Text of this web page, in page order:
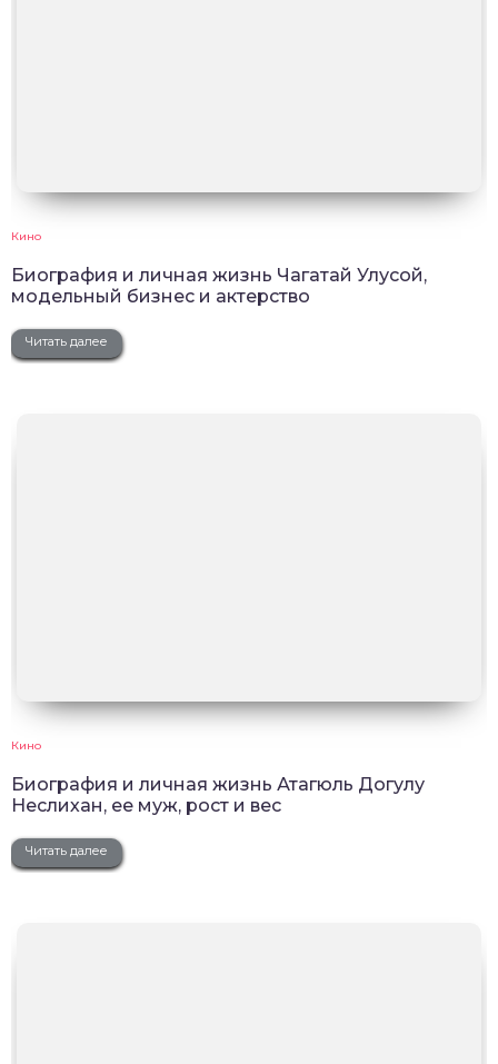
Кино
Биография и личная жизнь Чагатай Улусой,
модельный бизнес и актерство
Читать далее
Кино
Биография и личная жизнь Атагюль Догулу
Неслихан, ее муж, рост и вес
Читать далее